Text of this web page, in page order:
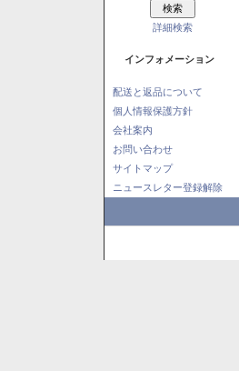
詳細検索
インフォメーション
配送と返品について
個人情報保護方針
会社案内
お問い合わせ
サイトマップ
ニュースレター登録解除